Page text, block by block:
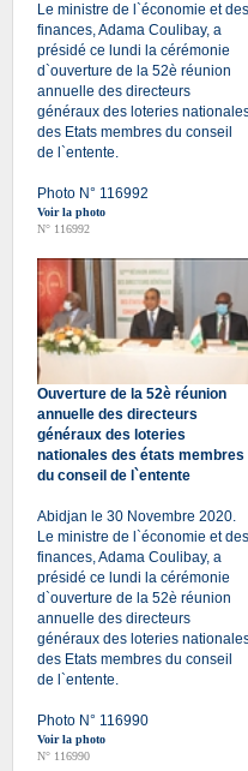
Le ministre de l`économie et des
finances, Adama Coulibay, a
présidé ce lundi la cérémonie
d`ouverture de la 52è réunion
annuelle des directeurs
généraux des loteries
des Etats membres du conseil
de l`entente.
Photo N° 116992
Voir la photo
N° 116992
Ouverture de la 52è réunion
annuelle des directeurs
généraux des loteries
nationales des états membres
du conseil de l`entente
Abidjan le 30 Novembre 2020.
Le ministre de l`économie et des
finances, Adama Coulibay, a
présidé ce lundi la cérémonie
d`ouverture de la 52è réunion
annuelle des directeurs
généraux des loteries
des Etats membres du conseil
de l`entente.
Photo N° 116990
Voir la photo
N° 116990